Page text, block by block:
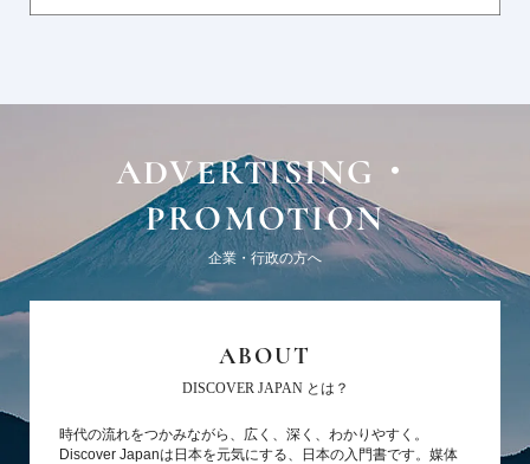
ADVERTISING・
PROMOTION
企業・行政の方へ
ABOUT
DISCOVER JAPAN とは？
時代の流れをつかみながら、広く、深く、わかりやすく。
Discover Japanは日本を元気にする、日本の入門書です。媒体